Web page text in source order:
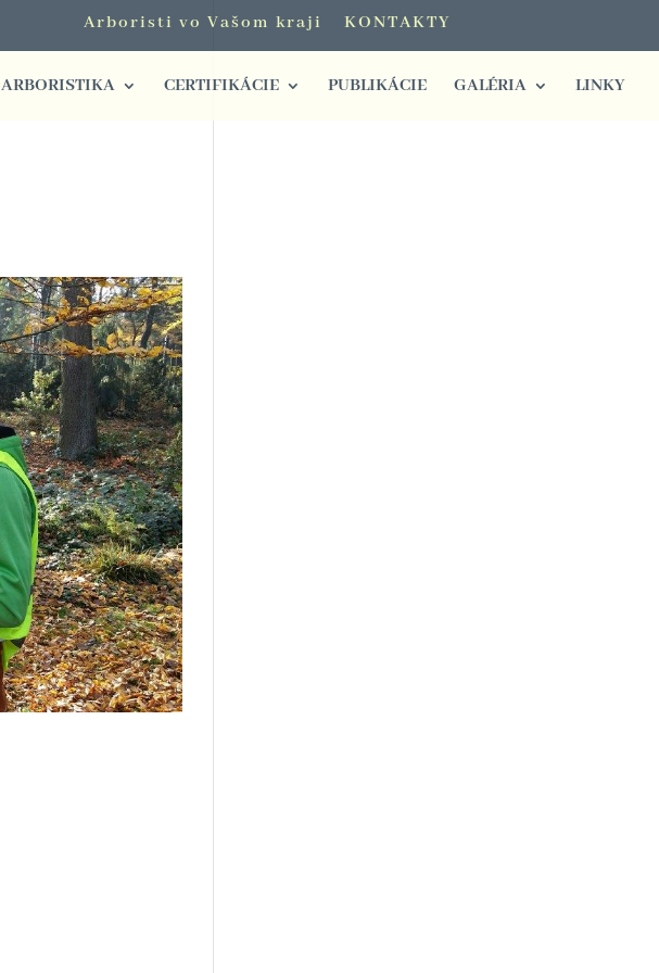
Arboristi vo Vašom kraji KONTAKTY
ARBORISTIKA CERTIFIKÁCIE PUBLIKÁCIE GALÉRIA LINKY